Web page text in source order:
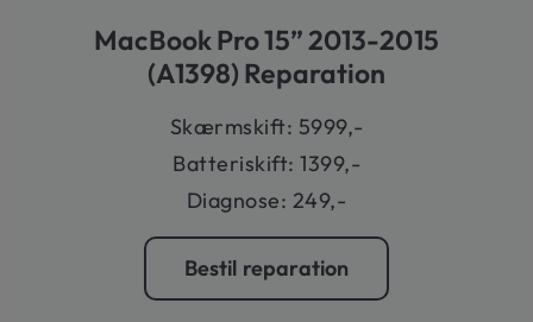
MacBook Pro 15” 2013-2015
(A1398) Reparation
Skærmskift: 5999,-
Batteriskift: 1399,-
Diagnose: 249,-
Bestil reparation